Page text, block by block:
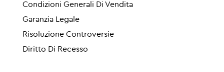
Condizioni Generali Di Vendita
Garanzia Legale
Risoluzione Controversie
Diritto Di Recesso